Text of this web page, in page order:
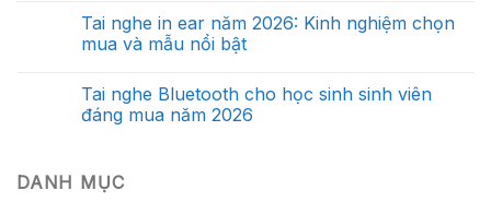
Tai nghe in ear năm 2026: Kinh nghiệm chọn
mua và mẫu nổi bật
Tai nghe Bluetooth cho học sinh sinh viên
đáng mua năm 2026
DANH MỤC